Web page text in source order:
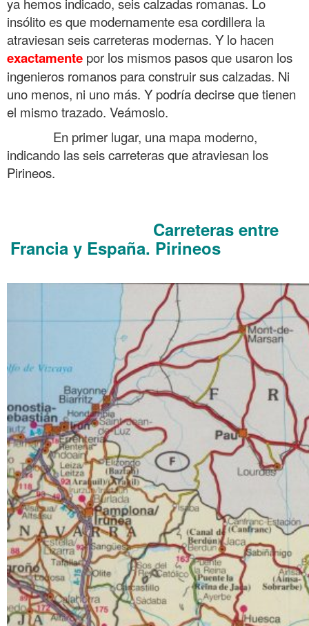
insólito es que modernamente esa cordillera la
atraviesan seis carreteras modernas. Y lo hacen
exactamente por los mismos pasos que usaron los
ingenieros romanos para construir sus calzadas. Ni
uno menos, ni uno más. Y podría decirse que tienen
el mismo trazado. Veámoslo.
En primer lugar, una mapa moderno,
indicando las seis carreteras que atraviesan los
Pirineos.
Carreteras entre
Francia y España. Pirineos